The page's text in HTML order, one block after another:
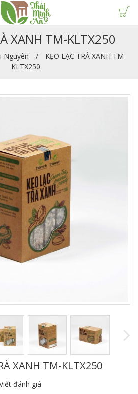
XANH TM-KLTX250
Nguyên
KẸO LẠC TRÀ XANH TM-
KLTX250
XANH TM-KLTX250
đánh giá